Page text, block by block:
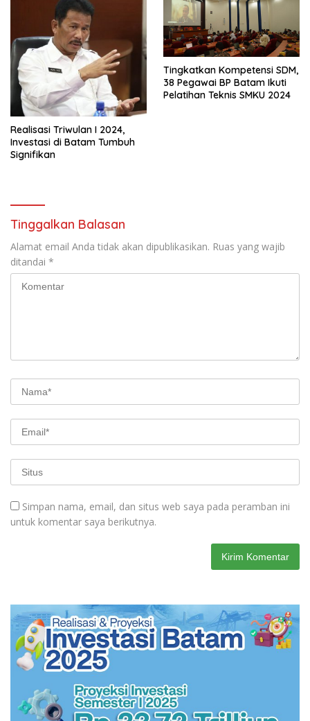
Realisasi Triwulan I 2024,
Investasi di Batam Tumbuh
Signifikan
Tingkatkan Kompetensi SDM,
38 Pegawai BP Batam Ikuti
Pelatihan Teknis SMKU 2024
Tinggalkan Balasan
Alamat email Anda tidak akan dipublikasikan. Ruas yang wajib
ditandai *
Simpan nama, email, dan situs web saya pada peramban ini
untuk komentar saya berikutnya.